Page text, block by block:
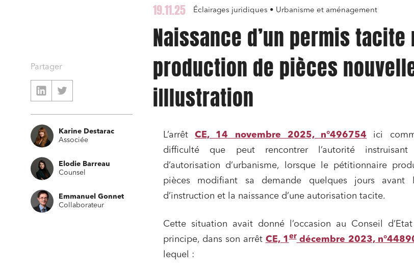
19.11.25 Éclairages juridiques • Urbanisme et aménagement
Naissance d’un permis
production de pièces
iIllustration
L’arrêtCE, 14 novembre 2025, n°496754 ici
difficulté que peut rencontrer l’autorité
d’autorisation d’urbanisme, lorsque le pétitionnaire
pièces modifiant sa demande quelques jours
d’instruction et la naissance d’une autorisation tacite.
Cette situation avait donné l’occasion au Conseil
principe, dans son arrêt CE, 1erdécembre 2023,
lequel :
Partager
Karine Destarac
Associée
Elodie Barreau
Counsel
Emmanuel Gonnet
Collaborateur